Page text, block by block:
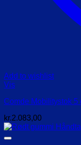
Add to wishlist
Vis
Comde Mobilitystok
kr.2.083,00